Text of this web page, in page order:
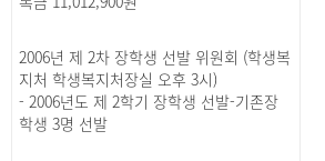
2006년 제 2차 장학생 선발 위원회 (학생복
지처 학생복지처장실 오후 3시)
- 2006년도 제 2학기 장학생 선발-기존장
학생 3명 선발